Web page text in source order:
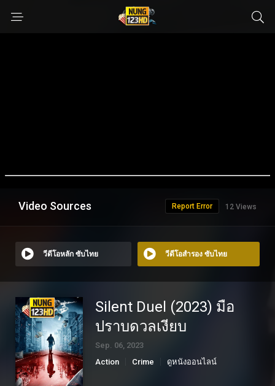
Video Sources 12 Views
Report Error
วีดีโอหลัก ซับไทย วีดีโอสำรอง ซับไทย
Silent Duel (2023) มือ
ปราบดวลเงียบ
Sep. 06, 2023
Action
Crime ดูหนังออนไลน์